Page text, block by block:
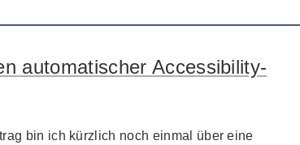
automatischer Accessibility-
bin ich kürzlich noch einmal über eine